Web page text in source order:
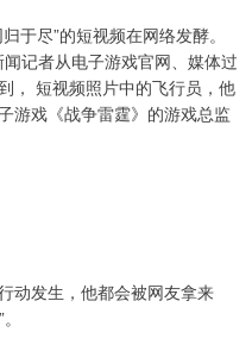
于尽”的短视频在网络发酵。
记者从电子游戏官网、媒体过
， 短视频照片中的飞行员，他
游戏《战争雷霆》的游戏总监
动发生，他都会被网友拿来